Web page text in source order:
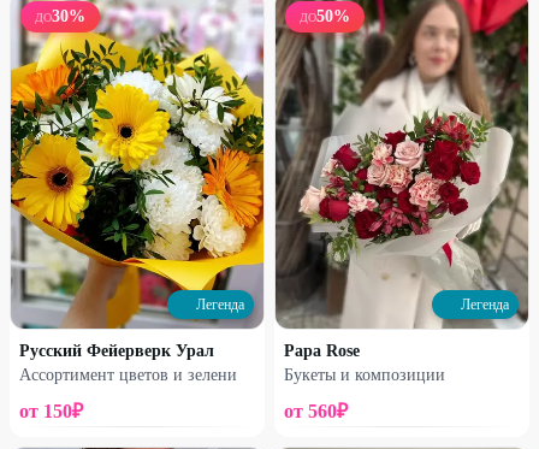
Профи
Букет №2
3600₽4470₽
Профи
Букет №3
2900₽3550₽
11% 19%
ДО30%
Легенда
Русский Фейерверк Урал
Ассортимент цветов и зелени
от 150₽
ДО50%
Легенда
Papa Rose
Букеты и композиции
от 560₽